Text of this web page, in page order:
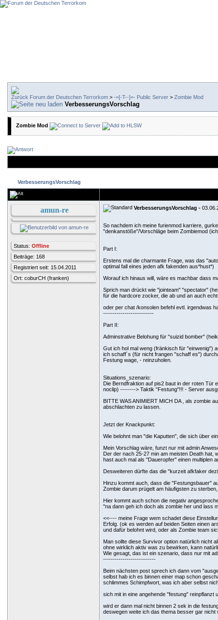
Forum der Deutschen Terrorkom > -=[-T--]=- Public Server > Zombie Mod
VerbesserungsVorschlag
Zombie Mod
VerbesserungsVorschlag
amun-re
Status: Offline
Beiträge: 168
Registriert seit: 15.04.2011
Ort: coburCH (franken)
VerbesserungsVorschlag -
So nachdem ich meine furienmod karriere,
"denkanstöße"/Vorschläge beim Zombiemod
Part I:
Erstens mal die charmante Frage, was das
optimal fall eines jeden afk fakenden aus*hust*)
Worauf ich hinaus will, wäre es machbar dass
Sprich man drückt wie "jointeam" "spectator"
für die hardcore zocker, die ab und an auch
oder per chat /konsolen befehl evtl. irgendwas
--------------------------
Part II:
Adminstrative Belohung für "suizid bomber"
Gut ich hol mal weng (fränkisch für "einwenig")
ich schaff´s (für nicht frangen "schaff es")
Festung wage, - reinzuholen.
Situations_szenario:
Die Berndfraktion auf pis2 baut in der roten Tür
noclip) --------> Taktik "Festung"!!! - Server
BITTE WAS ANIMIERT MICH DA , als zombie
abschlachten zu lassen.
Jetzt der Knackpunkt:
Wie belohnt man "die Kaputten", die sich über
Mein Vorschlag wäre, funzt nur mit admin
Der der nach 25-27 min am meisten Death hat,
hast auch mal als "Daueropfer" einen multiplen
Desweiteren dürfte das die "kurzeit afkfaker
Hinzu kommt auch, dass die "Festungsbauer"
Zombie darum prügelt am häufigsten zu
Hier kommt auch schon die negativ
"na dann geh ich doch als zombie her und lass
<<---- meine Frage wem schadet diese
Erfolg. (ok es werden auf beiden Seiten einen
und dafür belohnt wird, oder als Zombie team
Man sollte diese Survivor option natürlich nicht
ohne wirklich aktiv was zu bewirken, kann
Wie gesagt, das ist ein szenario, dass nur mit
---------------------------
Beim nächsten post sprech ich dann vom
selbst hab ich es binnen einer map schon
schlimmes Schimpfwort, was ich aber selbst
sich mit in eine angehende "festung" reinpflanzt
wird er dann mal nicht binnen 2 sek in die
deswegen weite ich das thema besser gar